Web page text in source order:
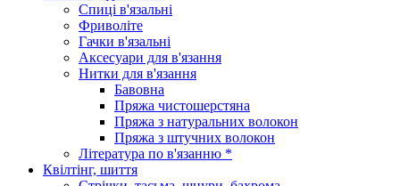
Спиці в'язальні
Фриволіте
Гачки в'язальні
Аксесуари для в'язання
Нитки для в'язання
Бавовна
Пряжа чистошерстяна
Пряжа з натуральних волокон
Пряжа з штучних волокон
Література по в'язанню *
Квілтінг, шиття